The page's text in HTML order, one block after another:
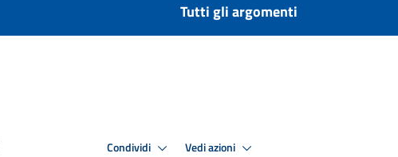
Tutti gli argomenti
Condividi Vedi azioni